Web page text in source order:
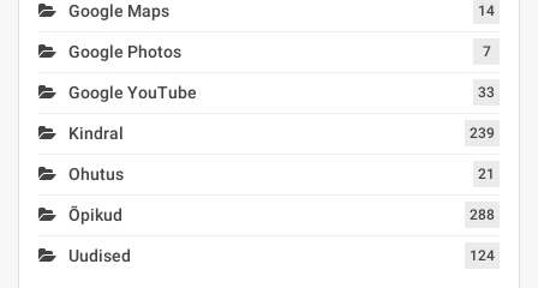
Google Maps 14
Google Photos 7
Google YouTube 33
Kindral 239
Ohutus 21
Õpikud 288
Uudised 124